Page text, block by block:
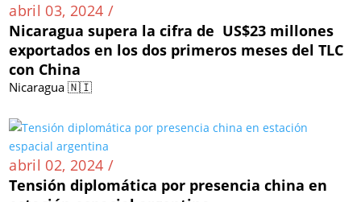
abril 03, 2024 /
Nicaragua supera la cifra de US$23 millones
exportados en los dos primeros meses del TLC
con China
Nicaragua 🇳🇮
abril 02, 2024 /
Tensión diplomática por presencia china en